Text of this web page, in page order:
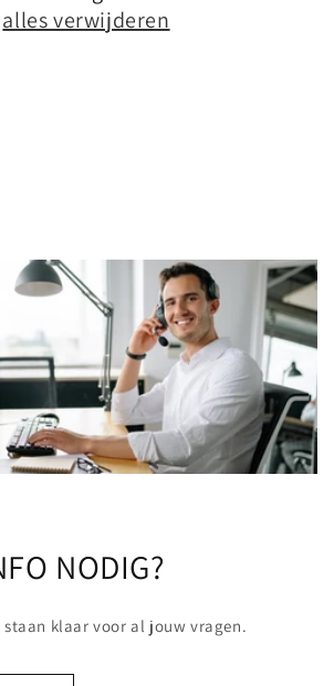
alles verwijderen
NODIG?
staan klaar voor al jouw vragen.